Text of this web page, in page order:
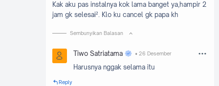
Kak aku pas instalnya kok lama banget ya,hampir 2
jam gk selesai². Klo ku cancel gk papa kh
Sembunyikan Balasan
Tiwo Satriatama 26 Desember
Harusnya nggak selama itu
Reply